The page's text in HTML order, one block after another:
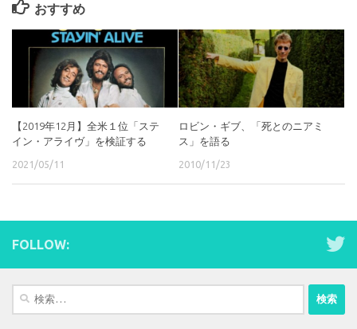
おすすめ
【2019年12月】全米１位「ステ
イン・アライヴ」を検証する
2021/05/11
ロビン・ギブ、「死とのニアミ
ス」を語る
2010/11/23
FOLLOW: